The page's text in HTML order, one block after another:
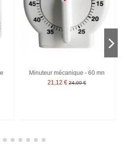
Minuteur mécanique - 60 mn
21,12 € 24,00 €